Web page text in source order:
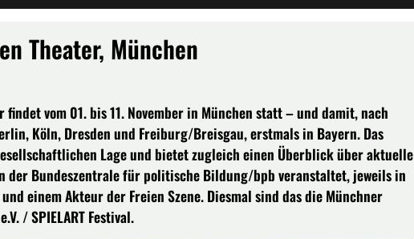
Theater, München
vom 01. bis 11. November in München statt – und damit, nach
Köln, Dresden und Freiburg/Breisgau, erstmals in Bayern. Das
Lage und bietet zugleich einen Überblick über aktuelle
der Bundeszentrale für politische Bildung/bpb veranstaltet, jeweils in
einem Akteur der Freien Szene. Diesmal sind das die Münchner
/ SPIELART Festival.